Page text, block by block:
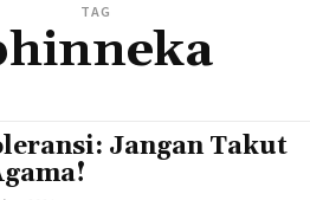
TAG
Jangan Takut